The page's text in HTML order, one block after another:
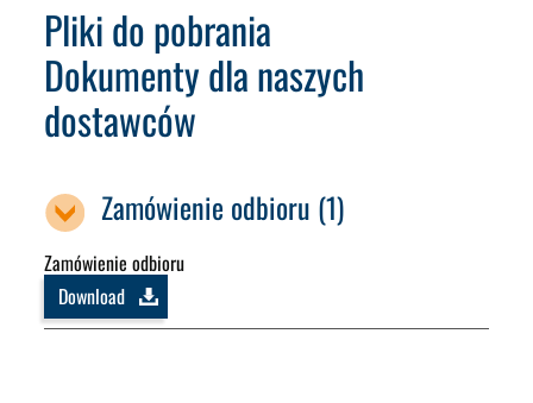
Pliki do pobrania
Dokumenty dla naszych
dostawców
Zamówienie odbioru (1)
Zamówienie odbioru
Download